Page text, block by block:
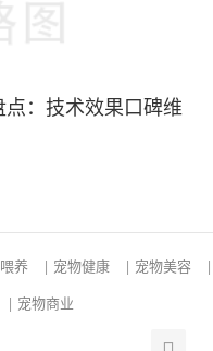
：技术效果口碑维
养 | 宠物健康 | 宠物美容
|
| 宠物商业